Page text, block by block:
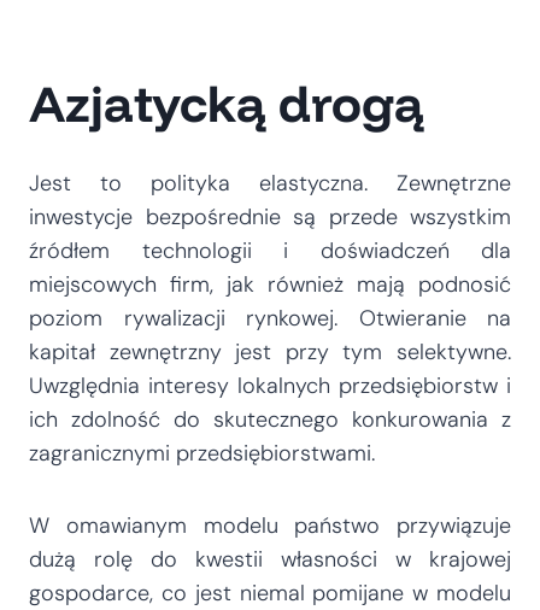
Azjatycką drogą
Jest to polityka elastyczna. Zewnętrzne
inwestycje bezpośrednie są przede wszystkim
źródłem technologii i doświadczeń dla
miejscowych firm, jak również mają podnosić
poziom rywalizacji rynkowej. Otwieranie na
kapitał zewnętrzny jest przy tym selektywne.
Uwzględnia interesy lokalnych przedsiębiorstw i
ich zdolność do skutecznego konkurowania z
zagranicznymi przedsiębiorstwami.
W omawianym modelu państwo przywiązuje
dużą rolę do kwestii własności w krajowej
gospodarce, co jest niemal pomijane w modelu